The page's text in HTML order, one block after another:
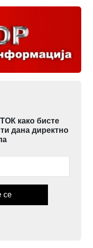
како бисте
дана директно
се